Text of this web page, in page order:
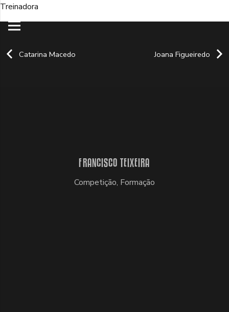
Treinadora
Catarina Macedo Joana Figueiredo
FRANCISCO TEIXEIRA
Competição, Formação